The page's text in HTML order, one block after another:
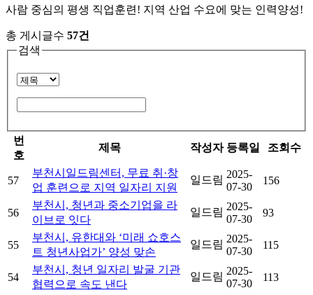
사람 중심의 평생 직업훈련! 지역 산업 수요에 맞는 인력양성!
총 게시글수 57건
검색
검
색
번
호
제목 작성자 등록일 조회수
57
부천시일드림센터, 무료 취·창
업 훈련으로 지역 일자리 지원
일드림 2025-
07-30
156
56
부천시, 청년과 중소기업을 라
이브로 잇다
일드림 2025-
07-30
93
55
부천시, 유한대와 ‘미래 쇼호스
트 청년사업가’ 양성 맞손
일드림 2025-
07-30
115
54
부천시, 청년 일자리 발굴 기관
협력으로 속도 낸다
일드림 2025-
07-30
113